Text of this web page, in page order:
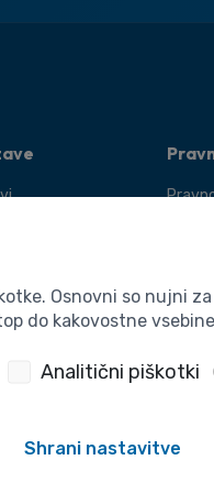
Izjava
Osnovni so nujni
do kakovostne
Analitični piškotki
Shrani nastavitve